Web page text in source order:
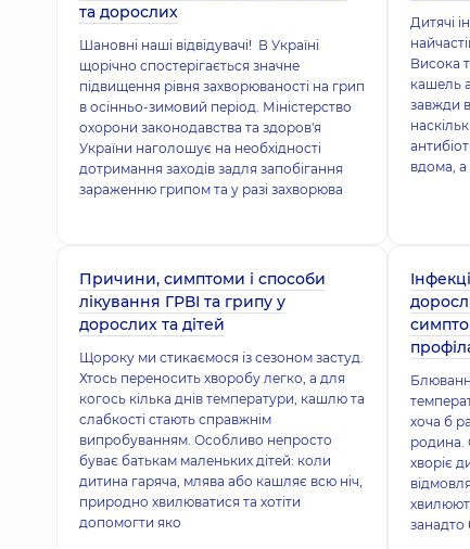
та дорослих
Шановні наші відвідувачі! В Україні
щорічно спостерігається значне
підвищення рівня захворюваності на грип
в осінньо-зимовий період. Міністерство
охорони законодавства та здоров'я
України наголошує на необхідності
дотримання заходів задля запобігання
зараженню грипом та у разі захворюва
Дитячі
Висока
кашель
завжди
вдома, а
Причини, симптоми і способи
лікування ГРВІ та грипу у
дорослих та дітей
Щороку ми стикаємося із сезоном застуд.
Хтось переносить хворобу легко, а для
когось кілька днів температури, кашлю та
слабкості стають справжнім
випробуванням. Особливо непросто
буває батькам маленьких дітей: коли
дитина гаряча, млява або кашляє всю ніч,
природно хвилюватися та хотіти
допомогти яко
хоча б
родина.
хворіє
занадто